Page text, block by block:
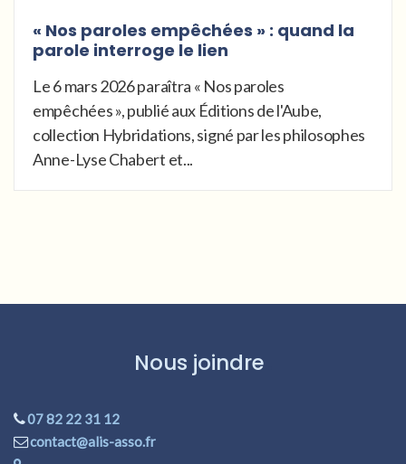
« Nos paroles empêchées » : quand la
parole interroge le lien
Le 6 mars 2026 paraîtra « Nos paroles
empêchées », publié aux Éditions de l'Aube,
collection Hybridations, signé par les philosophes
Anne-Lyse Chabert et...
Nous joindre
07 82 22 31 12
contact@alis-asso.fr